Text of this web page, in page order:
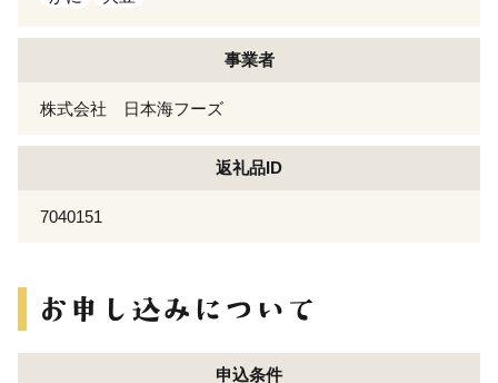
事業者
株式会社 日本海フーズ
返礼品ID
7040151
申込条件